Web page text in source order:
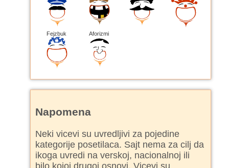
Fejzbuk Aforizmi
Napomena
Neki vicevi su uvredljivi za pojedine
kategorije posetilaca. Sajt nema za cilj da
ikoga uvredi na verskoj, nacionalnoj ili
bilo kojoj drugoj osnovi. Vicevi su